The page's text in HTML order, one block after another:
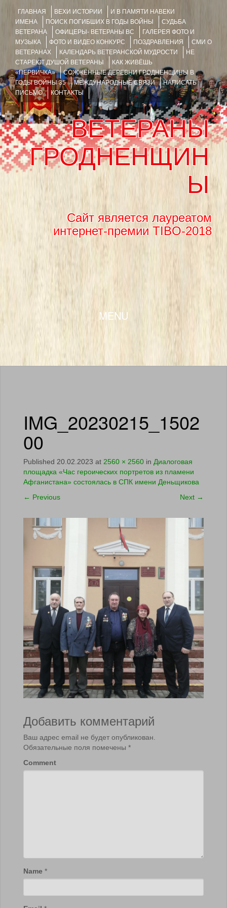
ГЛАВНАЯ ВЕХИ ИСТОРИИ
И В ПАМЯТИ НАВЕКИ
ИМЕНА
ПОИСК ПОГИБШИХ В ГОДЫ ВОЙНЫ
СУДЬБА
ВЕТЕРАНА
ОФИЦЕРЫ- ВЕТЕРАНЫ ВС
ГАЛЕРЕЯ ФОТО И
МУЗЫКА
ФОТО И ВИДЕО КОНКУРС ПОЗДРАВЛЕНИЯ
СМИ О
ВЕТЕРАНАХ
КАЛЕНДАРЬ ВЕТЕРАНСКОЙ МУДРОСТИ
НЕ
СТАРЕЮТ ДУШОЙ ВЕТЕРАНЫ
КАК ЖИВЁШЬ
«ПЕРВИЧКА»
СОЖЖЁННЫЕ ДЕРЕВНИ ГРОДНЕНЩИНЫ В
ГОДЫ ВОЙНЫ 35
МЕЖДУНАРОДНЫЕ СВЯЗИ
НАПИСАТЬ
ПИСЬМО
КОНТАКТЫ
ВЕТЕРАНЫ
ГРОДНЕНЩИН
Ы
Сайт является лауреатом
интернет-премии TIBO-2018
MENU
SKIP TO CONTENT
IMG_20230215_1502
00
Published 20.02.2023 at 2560 × 2560 in Диалоговая
площадка «Час героических портретов из пламени
Афганистана» состоялась в СПК имени Деньщикова
← Previous Next →
Добавить комментарий
Ваш адрес email не будет опубликован.
Обязательные поля помечены *
Comment
Name *